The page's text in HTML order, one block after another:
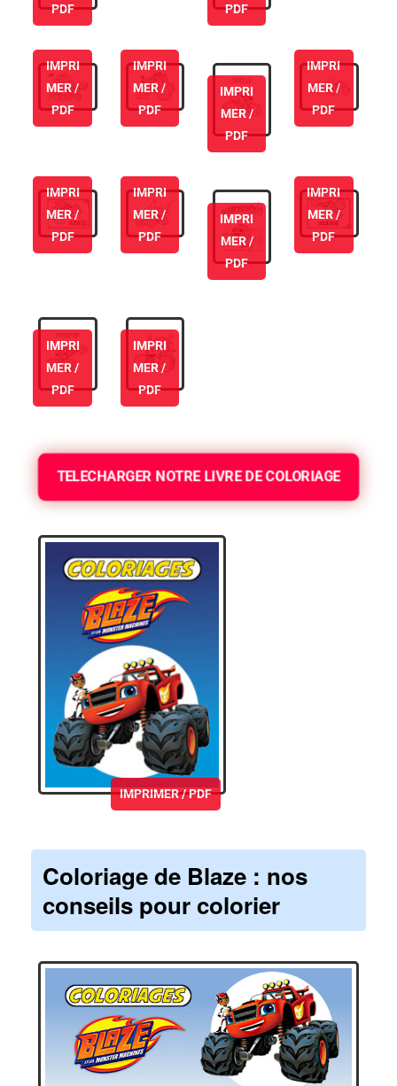
PDF PDF
IMPRI
MER /
PDF
IMPRI
MER /
PDF
IMPRI
MER /
PDF
IMPRI
MER /
PDF
IMPRI
MER /
PDF
IMPRI
MER /
PDF
IMPRI
MER /
PDF
IMPRI
MER /
PDF
IMPRI
MER /
PDF
IMPRI
MER /
PDF
TELECHARGER NOTRE LIVRE DE COLORIAGE
IMPRIMER / PDF
Coloriage de Blaze : nos
conseils pour colorier